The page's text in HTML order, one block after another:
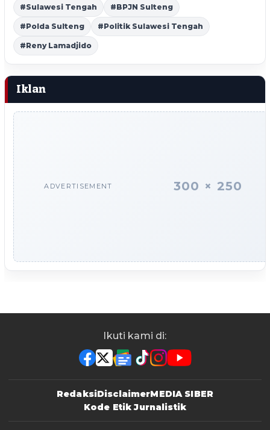
#Sulawesi Tengah #BPJN Sulteng
#Polda Sulteng #Politik Sulawesi Tengah
#Reny Lamadjido
Iklan
ADVERTISEMENT 300 × 250
Ikuti kami di:
RedaksiDisclaimerMEDIA SIBER
Kode Etik Jurnalistik